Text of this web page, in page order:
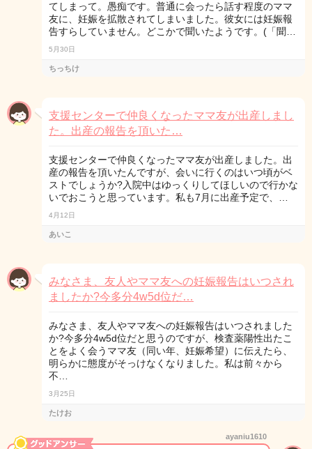
てしまって。愚痴です。普通に会ったら話す程度のママ
友に、妊娠を拡散されてしまいました。彼女には妊娠報
告すらしていません。どこかで聞いたようです。(「聞…
5月30日
ちっちけ
支援センターで仲良くなったママ友が出産しまし
た。出産の報告を頂いた…
支援センターで仲良くなったママ友が出産しました。出
産の報告を頂いたんですが、会いに行くのはいつ頃がベ
ストでしょうか?入院中はゆっくりしてほしいので行かな
いでおこうと思っています。私も7月に出産予定で、…
4月12日
あいこ
みなさま、友人やママ友への妊娠報告はいつされ
ましたか?今多分4w5d位だ…
みなさま、友人やママ友への妊娠報告はいつされました
か?今多分4w5d位だと思うのですが、検査薬陽性出たこ
とをよく会うママ友（同い年、妊娠希望）に伝えたら、
明らかに態度がそっけなくなりました。私は前々から
不…
3月25日
たけお
ayaniu1610